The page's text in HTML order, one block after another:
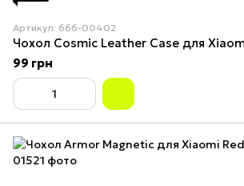
Артикул: 666-00402
99 грн